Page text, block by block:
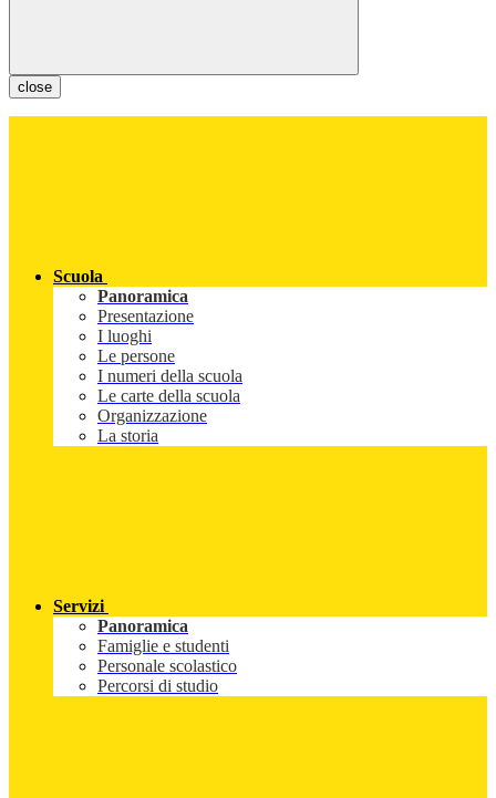
close
Scuola
Panoramica
Presentazione
I luoghi
Le persone
I numeri della scuola
Le carte della scuola
Organizzazione
La storia
Servizi
Panoramica
Famiglie e studenti
Personale scolastico
Percorsi di studio